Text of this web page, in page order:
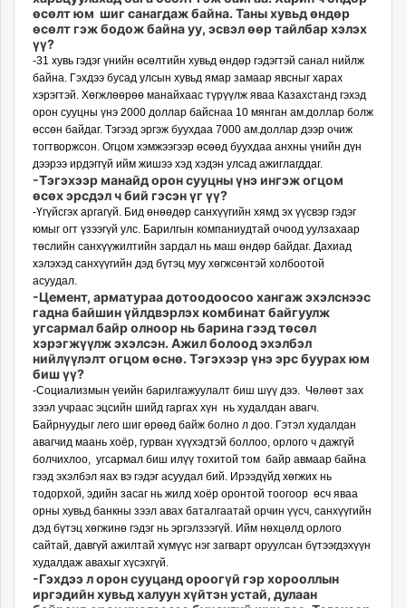
өсөлт юм шиг санагдаж байна. Таны хувьд өндөр
өсөлт гэж бодож байна уу, эсвэл өөр тайлбар хэлэх
үү?
-31 хувь гэдэг үнийн өсөл­тийн хувьд өндөр гэдэгтэй санал нийлж
байна. Гэхдээ бусад улсын хувьд ямар за­маар явсныг харах
хэрэгтэй. Хөгжлөөрөө манайхаас түрүүлж яваа Казахстанд гэхэд
орон сууцны үнэ 2000 доллар байснаа 10 мянган ам.доллар болж
өссөн байдаг. Тэгээд эргэж буухдаа 7000 ам.доллар дээр очиж
тогтворжсон. Огцом хэмжээгээр өсөөд буухдаа анхны үнийн дүн
дээрээ ирдэггүй ийм жишээ хэд хэдэн улсад ажиглагддаг.
-Тэгэхээр манайд орон сууцны үнэ ингэж огцом
өсөх эрсдэл ч бий гэсэн үг үү?
-Үгүйсгэх аргагүй. Бид өнөөдөр санхүүгийн хямд эх үүсвэр гэдэг
юмыг огт үзээгүй улс. Барилгын компаниудтай очоод уулзахаар
төслийн санхүүжилтийн зардал нь маш өндөр байдаг. Дахиад
хэлэхэд санхүүгийн дэд бүтэц муу хөгжсөнтэй холбоотой
асуудал.
-Цемент, арматураа до­­тоо­доосоо хангаж эхэлс­нээс
гадна байшин үйлдвэрлэх комбинат бай­гуулж
угсармал байр олноор нь барина гээд төсөл
хэрэгжүүлж эхэлсэн. Ажил болоод эхэлбэл
нийлүүлэлт огцом өснө. Тэгэхээр үнэ эрс буурах юм
биш үү?
-Социализмын үеийн барилгажуулалт биш шүү дээ. Чөлөөт зах
зээл учраас эцсийн шийд гаргах хүн нь худалдан авагч.
Байрнуудыг лего шиг өрөөд байж болно л доо. Гэтэл худалдан
авагчид маань хоёр, гурван хүүхэдтэй боллоо, орлого ч дажгүй
болчихлоо, угсармал биш илүү тохитой том байр авмаар байна
гээд эхэлбэл яах вэ гэдэг асуудал бий. Ирээдүйд хөгжих нь
тодорхой, эдийн засаг нь жилд хоёр оронтой тоогоор өсч яваа
орны хувьд банкны зээл авах баталгаатай орчин үүсч, санхүүгийн
дэд бүтэц хөгжинө гэдэг нь эргэлзээгүй. Ийм нөхцөлд орлого
сайтай, давгүй ажилтай хүмүүс нэг загварт оруулсан бүтээгдэхүүн
худалдаж авахыг хүсэхгүй.
-Гэхдээ л орон сууцанд ороогүй гэр хорооллын
иргэ­дийн хувьд халуун хүйтэн устай, дулаан